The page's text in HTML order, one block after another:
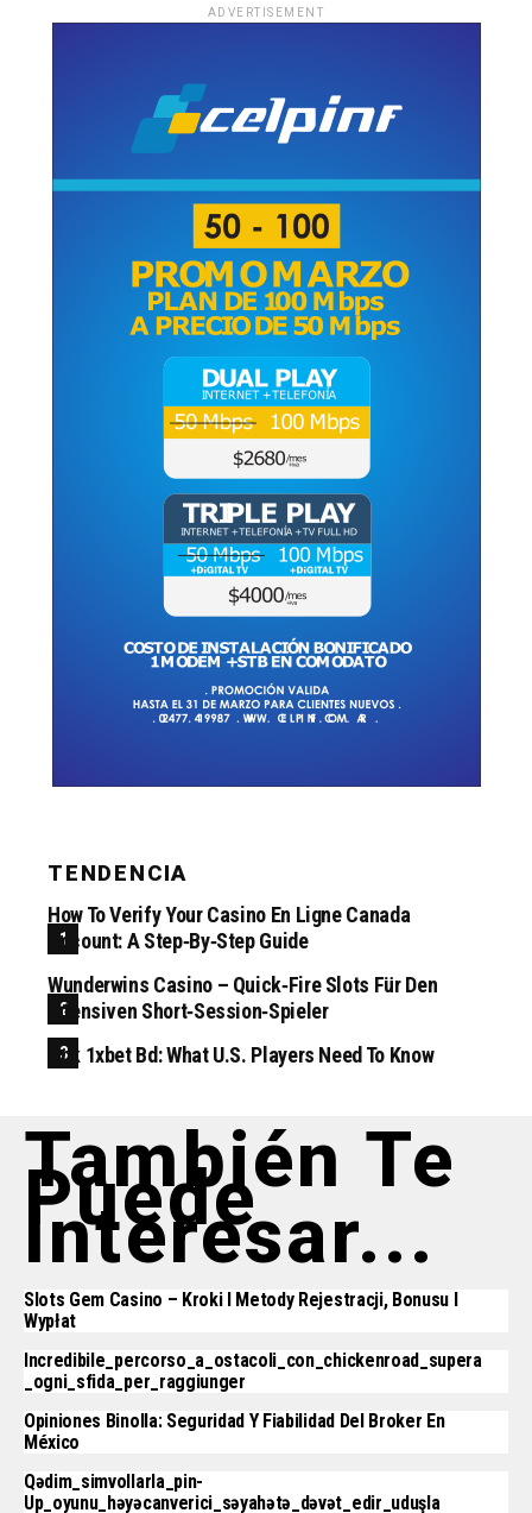
ADVERTISEMENT
TENDENCIA
How To Verify Your Casino En Ligne Canada
Account: A Step‑by‑step Guide
Wunderwins Casino – Quick‑Fire Slots Für Den
Intensiven Short‑Session‑Spieler
Apk 1xbet Bd: What U.S. Players Need To Know
También Te
Puede
Interesar...
Slots Gem Casino – Kroki I Metody Rejestracji, Bonusu I
Wypłat
Incredibile_percorso_a_ostacoli_con_chickenroad_supera
_ogni_sfida_per_raggiunger
Opiniones Binolla: Seguridad Y Fiabilidad Del Broker En
México
Qədim_simvollarla_pin-
Up_oyunu_həyəcanverici_səyahətə_dəvət_edir_uduşla